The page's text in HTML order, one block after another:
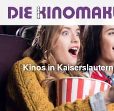
Kinos in Kaiserslautern